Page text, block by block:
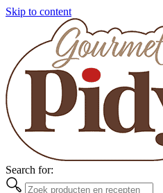
Skip to content
Search for: